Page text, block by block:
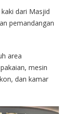
dari Masjid
pemandangan
area
mesin
dan kamar